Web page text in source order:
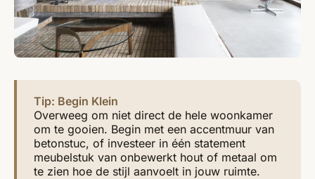
Tip: Begin Klein
Overweeg om niet direct de hele woonkamer
om te gooien. Begin met een accentmuur van
betonstuc, of investeer in één statement
meubelstuk van onbewerkt hout of metaal om
te zien hoe de stijl aanvoelt in jouw ruimte.